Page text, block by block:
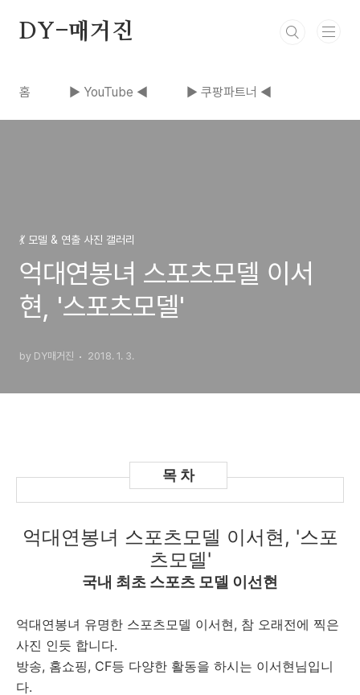
DY-매거진
홈 ▶ YouTube ◀ ▶ 쿠팡파트너 ◀
💃 모델 & 연출 사진 갤러리
억대연봉녀 스포츠모델 이서
현, '스포츠모델'
by DY매거진 2018. 1. 3.
억대연봉녀 스포츠모델 이서현, '스포
츠모델'
국내 최초 스포츠 모델 이선현
억대연봉녀 유명한 스포츠모델 이서현, 참 오래전에 찍은
사진 인듯 합니다.
방송, 홈쇼핑, CF등 다양한 활동을 하시는 이서현님입니
다.